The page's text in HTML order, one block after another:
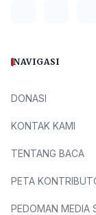
NAVIGASI
DONASI
KONTAK KAMI
TENTANG BACA
PETA
PEDOMAN MEDIA